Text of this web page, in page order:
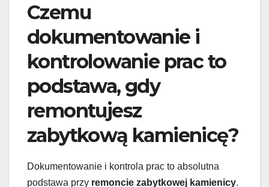
Czemu
dokumentowanie i
kontrolowanie prac to
podstawa, gdy
remontujesz
zabytkową kamienicę?
Dokumentowanie i kontrola prac to absolutna
podstawa przy remoncie zabytkowej kamienicy.